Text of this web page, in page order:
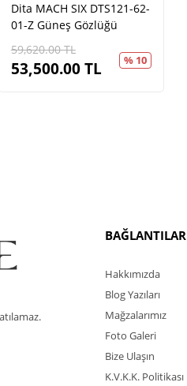
Dita MACH SIX DTS121-62-
01-Z Güneş Gözlüğü
59,620.00TL
53,500.00TL % 10
BAĞLANTILAR
Hakkımızda
Blog Yazıları
Mağzalarımız
Foto Galeri
Bize Ulaşın
K.V.K.K. Politikası